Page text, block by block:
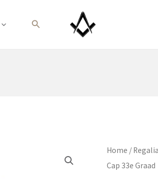
Zoeken
Home / Regalia
Cap 33e Graad